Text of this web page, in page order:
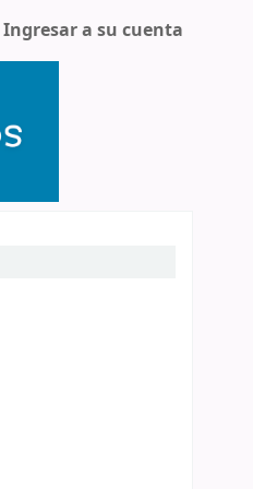
Ingresar a su cuenta